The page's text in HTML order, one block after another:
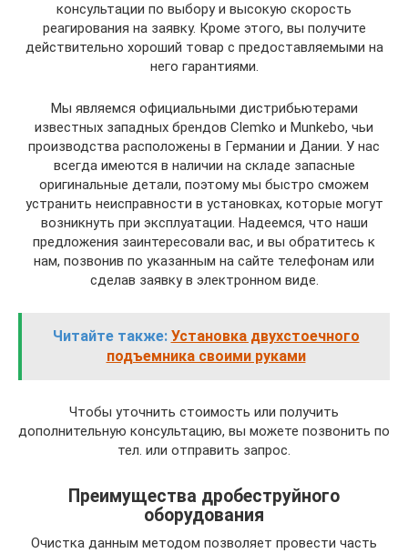
консультации по выбору и высокую скорость
реагирования на заявку. Кроме этого, вы получите
действительно хороший товар с предоставляемыми на
него гарантиями.
Мы являемся официальными дистрибьютерами
известных западных брендов Clemko и Munkebo, чьи
производства расположены в Германии и Дании. У нас
всегда имеются в наличии на складе запасные
оригинальные детали, поэтому мы быстро сможем
устранить неисправности в установках, которые могут
возникнуть при эксплуатации. Надеемся, что наши
предложения заинтересовали вас, и вы обратитесь к
нам, позвонив по указанным на сайте телефонам или
сделав заявку в электронном виде.
Читайте также: Установка двухстоечного
подъемника своими руками
Чтобы уточнить стоимость или получить
дополнительную консультацию, вы можете позвонить по
тел. или отправить запрос.
Преимущества дробеструйного
оборудования
Очистка данным методом позволяет провести часть